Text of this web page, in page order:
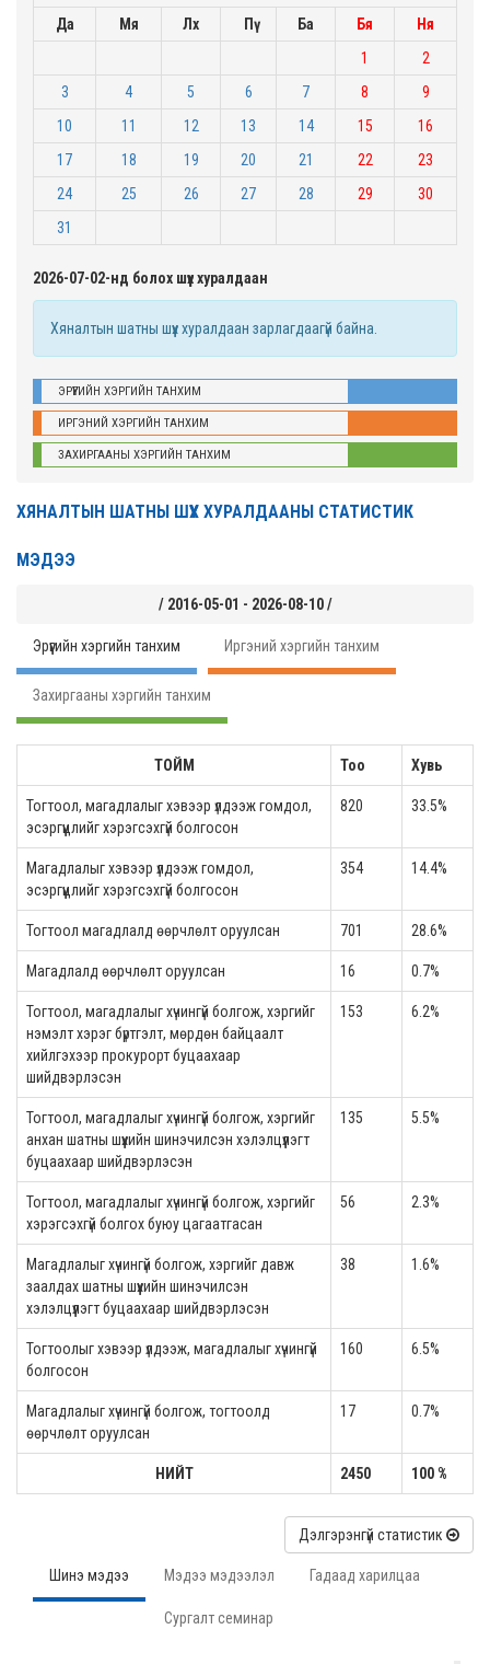
Да
Мя Лх Пү Ба Бя
Ня
1
2
3
4 5 6 7 8
9
10
11 12 13 14 15
16
17
18 19 20 21 22
23
24
25 26 27 28 29
30
31
2026-07-02-нд болох шүүх хуралдаан
Хяналтын шатны шүүх хуралдаан зарлагдаагүй байна.
ЭРҮҮГИЙН ХЭРГИЙН ТАНХИМ
ИРГЭНИЙ ХЭРГИЙН ТАНХИМ
ЗАХИРГААНЫ ХЭРГИЙН ТАНХИМ
ХЯНАЛТЫН ШАТНЫ ШҮҮХ ХУРАЛДААНЫ СТАТИСТИК
МЭДЭЭ
/ 2016-05-01 - 2026-08-10 /
Эрүүгийн хэргийн танхим Иргэний хэргийн танхим
Захиргааны хэргийн танхим
ТОЙМ Тоо Хувь
Тогтоол, магадлалыг хэвээр үлдээж гомдол,
эсэргүүцлийг хэрэгсэхгүй болгосон
820 33.5%
Магадлалыг хэвээр үлдээж гомдол,
эсэргүүцлийг хэрэгсэхгүй болгосон
354 14.4%
Тогтоол магадлалд өөрчлөлт оруулсан 701 28.6%
Магадлалд өөрчлөлт оруулсан 16 0.7%
Тогтоол, магадлалыг хүчингүй болгож, хэргийг
нэмэлт хэрэг бүртгэлт, мөрдөн байцаалт
хийлгэхээр прокурорт буцаахаар
шийдвэрлэсэн
153 6.2%
Тогтоол, магадлалыг хүчингүй болгож, хэргийг
анхан шатны шүүхийн шинэчилсэн хэлэлцүүлэгт
буцаахаар шийдвэрлэсэн
135 5.5%
Тогтоол, магадлалыг хүчингүй болгож, хэргийг
хэрэгсэхгүй болгох буюу цагаатгасан
56 2.3%
Магадлалыг хүчингүй болгож, хэргийг давж
заалдах шатны шүүхийн шинэчилсэн
хэлэлцүүлэгт буцаахаар шийдвэрлэсэн
38 1.6%
Тогтоолыг хэвээр үлдээж, магадлалыг хүчингүй
болгосон
160 6.5%
Магадлалыг хүчингүй болгож, тогтоолд
өөрчлөлт оруулсан
17 0.7%
НИЙТ 2450 100 %
Дэлгэрэнгүй статистик
Шинэ мэдээ Мэдээ мэдээлэл Гадаад харилцаа
Сургалт семинар